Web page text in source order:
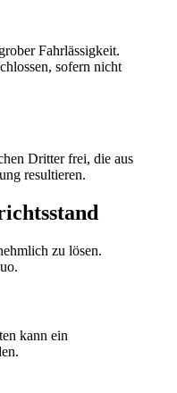
Fahrlässigkeit.
sofern nicht
Dritter frei, die aus
resultieren.
zu lösen.
kann ein